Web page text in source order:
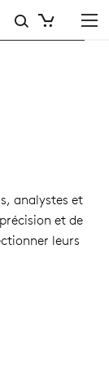
analystes et
et de
leurs